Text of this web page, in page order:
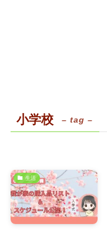
小学校 – tag –
生活